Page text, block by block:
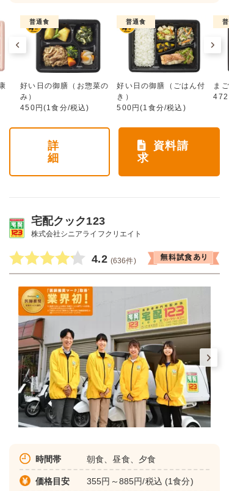
普通食
好い日の御膳（お惣菜の
み）
450円(1食分/税込)
普通食
好い日の御膳（ごはん付
き）
500円(1食分/税込)
ま
詳
細
資料請
求
宅配クック123
株式会社シニアライフクリエイト
4.2 (636件)
時間帯 朝食、昼食、夕食
価格目安 355円～885円/税込 (1食分)